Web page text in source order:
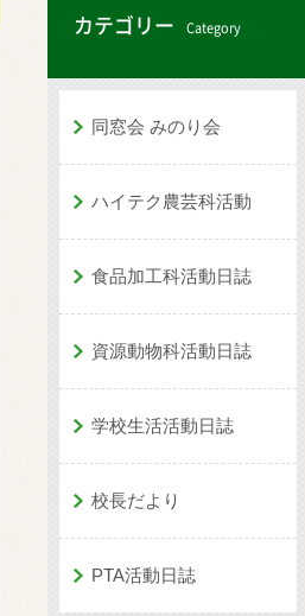
カテゴリー Category
同窓会 みのり会
ハイテク農芸科活動
食品加工科活動日誌
資源動物科活動日誌
学校生活活動日誌
校長だより
PTA活動日誌